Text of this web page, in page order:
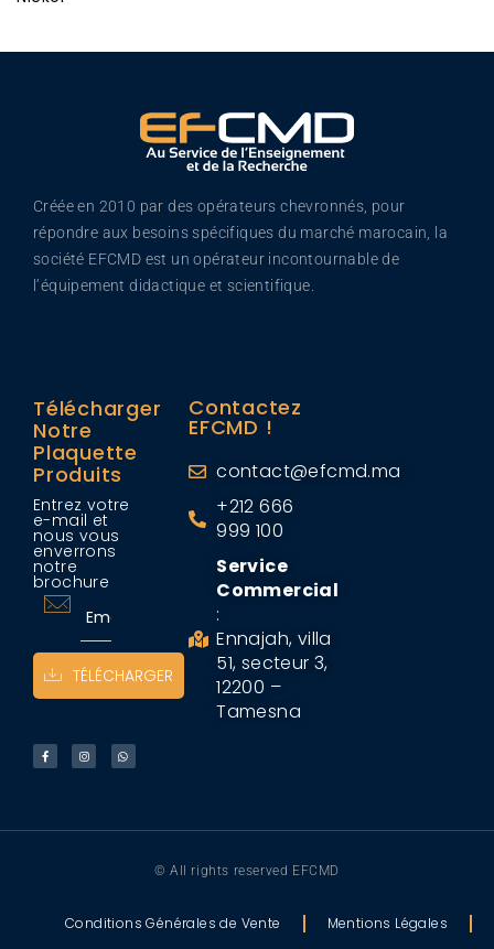
Créée en 2010 par des opérateurs chevronnés, pour
répondre aux besoins spécifiques du marché marocain, la
société EFCMD est un opérateur incontournable de
l’équipement didactique et scientifique.
Télécharger
Notre
Plaquette
Produits
Entrez votre
e-mail et
nous vous
enverrons
notre
brochure
TÉLÉCHARGER
Contactez
EFCMD !
contact@efcmd.ma
+212 666
999 100
Service
Commercial
:
Ennajah, villa
51, secteur 3,
12200 –
Tamesna
© All rights reserved EFCMD
Conditions Générales de Vente Mentions Légales